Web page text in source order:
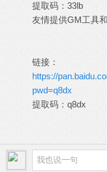
提取码：33lb
友情提供GM工具
链接：
https://
pwd=q8dx
提取码：q8dx